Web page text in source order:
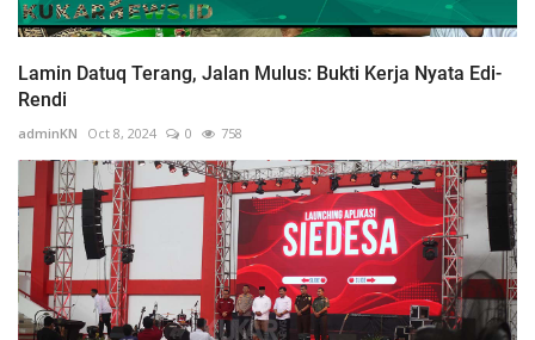
Lamin Datuq Terang, Jalan Mulus: Bukti Kerja Nyata Edi-
Rendi
adminKN Oct 8, 2024 0 758